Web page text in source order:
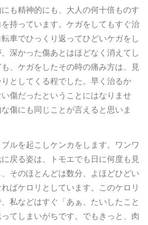
も精神的にも、大人の何十倍ものす
持っています。ケガをしてもすぐ治
車でひっくり返ってひどいケガをし
深かった傷あとはほどなく消えてし
、ケガをしたその時の痛み方は、見
としてくる程でした。早く治るか
傷だったということにはなりませ
傷にも同じことが言えると思いま
ルを起こしケンカをします。ワンワ
戻る姿は、トモエでも日に何度も見
そのほとんどは数分、よほどひどい
ばケロリとしています。このケロリ
私などはすぐ「あぁ、たいしたこと
てしまいがちです。でもきっと、肉